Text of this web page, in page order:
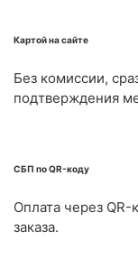
Картой на сайте
Без комиссии,
подтверждения
СБП по QR-коду
Оплата через
заказа.